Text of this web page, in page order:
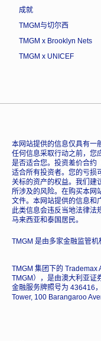
成就
TMGM与切尔西
TMGM x Brooklyn Nets
TMGM x UNICEF
本网站提供的信息仅具有一
任何信息采取行动之前，您
是否适合您。投资差价合约
适合所有投资者。您的亏损
关标的资产的权益。我们建
所涉及的风险。在购买本网
文件。本网站提供的信息和
此类信息会违反当地法律法
马来西亚和泰国居民。
TMGM 是由多家金融监管机
TMGM 集团下的 Trademax
TMGM），是由澳大利亚证
金融服务牌照号为 436416
Tower, 100 Barangaroo